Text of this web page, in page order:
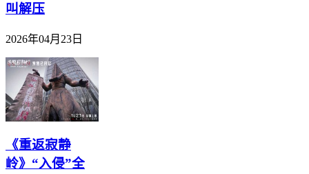
叫解压
2026年04月23日
《重返寂静
岭》“入侵”全